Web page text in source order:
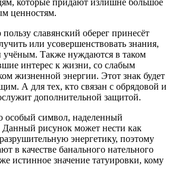
которые придают излишне большое
ценностям.
славянский оберег принесёт
или усовершенствовать знания,
учёным. Также нуждаются в таком
интерес к жизни, со слабым
жизненной энергии. Этот знак будет
А для тех, кто связан с обрядовой и
дополнительной защитой.
особый символ, наделенный
рисунок может нести как
энергетику, поэтому
в качестве банального нательного
истинное значение татуировки, кому